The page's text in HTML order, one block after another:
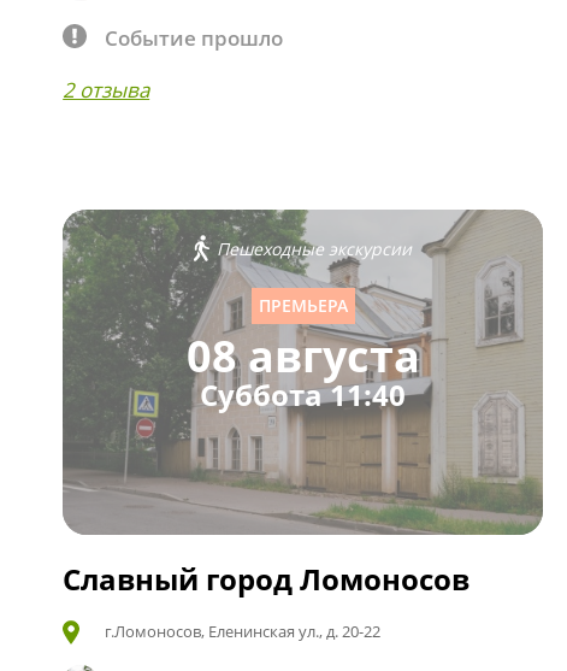
Событие прошло
2 отзыва
Пешеходные экскурсии
ПРЕМЬЕРА
08 августа
Суббота 11:40
Славный город Ломоносов
г.Ломоносов, Еленинская ул., д. 20-22